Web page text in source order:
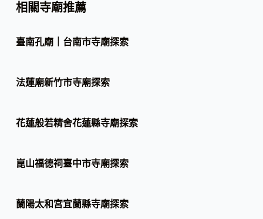
相關寺廟推薦
臺南孔廟｜台南市寺廟探索
法蓮廟新竹市寺廟探索
花蓮般若精舍花蓮縣寺廟探索
崑山福德祠臺中市寺廟探索
蘭陽太和宮宜蘭縣寺廟探索